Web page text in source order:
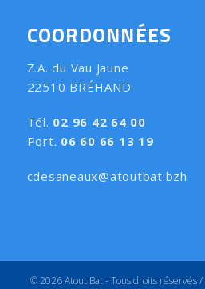
COORDONNÉES
Z.A. du Vau Jaune
22510 BRÉHAND
Tél. 02 96 42 64 00
Port. 06 60 66 13 19
cdesaneaux@atoutbat.bzh
© 2026 Atout Bat - Tous droits réservés /